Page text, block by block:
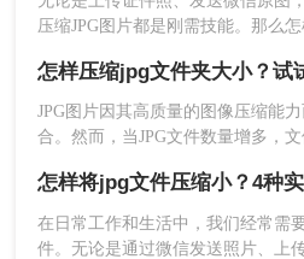
办公电脑无法安装第三
自带功能快速压缩。
适合处理用于PPT演示
照片。
1、找到需要压缩的JPG
在“打开方式”中选择“画
压缩JPG图片都是刚需技能。那么
指南，帮你5分钟内学会专业级压缩
怎样压缩jpg文件夹大小？试
JPG图片因其高质量的图像压缩能
合。然而，当JPG文件数量增多，
呢？本文将介绍四种实用的JPG文
减小JPG文件夹的大小。
怎样将jpg文件压缩小？4种
在日常工作和生活中，我们经常需
件。无论是通过微信发送照片、上